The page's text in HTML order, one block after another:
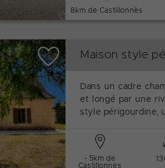
8km de Castillonnès
Maison style
Dans un cadre
et longé par une
style périgourdine,
- 5km de
Castillonnès